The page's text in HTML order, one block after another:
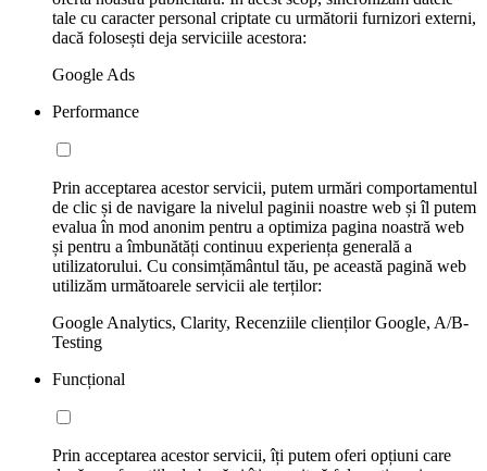
tale cu caracter personal criptate cu următorii furnizori externi,
dacă folosești deja serviciile acestora:
Google Ads
Performance
Prin acceptarea acestor servicii, putem urmări comportamentul
de clic și de navigare la nivelul paginii noastre web și îl putem
evalua în mod anonim pentru a optimiza pagina noastră web
și pentru a îmbunătăți continuu experiența generală a
utilizatorului. Cu consimțământul tău, pe această pagină web
utilizăm următoarele servicii ale terților:
Google Analytics, Clarity, Recenziile clienților Google, A/B-
Testing
Funcțional
Prin acceptarea acestor servicii, îți putem oferi opțiuni care